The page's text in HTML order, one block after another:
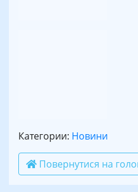
Категории: Новини
Повернутися на